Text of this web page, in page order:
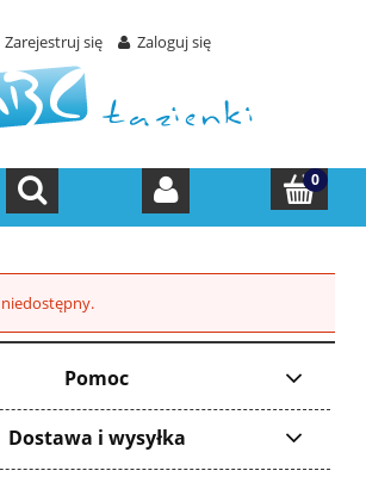
Zarejestruj się Zaloguj się
Pomoc
Dostawa i wysyłka